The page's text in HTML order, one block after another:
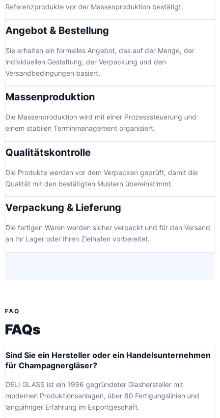
Referenzprodukte vor der Massenproduktion bestätigt.
Angebot & Bestellung
Sie erhalten ein formelles Angebot, das auf der Menge, der
individuellen Gestaltung, der Verpackung und den
Versandbedingungen basiert.
Massenproduktion
Die Massenproduktion wird mit einer Prozesssteuerung und
einem stabilen Terminmanagement organisiert.
Qualitätskontrolle
Die Produkte werden vor dem Verpacken geprüft, damit die
Qualität mit den bestätigten Mustern übereinstimmt.
Verpackung & Lieferung
Die fertigen Waren werden sicher verpackt und für den Versand
an Ihr Lager oder Ihren Zielhafen vorbereitet.
FAQ
FAQs
Sind Sie ein Hersteller oder ein Handelsunternehmen
für Champagnergläser?
DELI GLASS ist ein 1996 gegründeter Glashersteller mit
modernen Produktionsanlagen, über 80 Fertigungslinien und
langjähriger Erfahrung im Exportgeschäft.